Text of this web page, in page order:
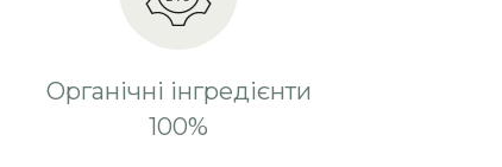
Органічні інгредієнти
100%